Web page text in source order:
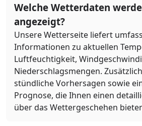
Welche Wetterdaten
angezeigt?
Unsere Wetterseite liefert
Informationen zu aktuellen
Luftfeuchtigkeit,
Niederschlagsmengen.
stündliche Vorhersagen sowie
Prognose, die Ihnen einen
über das Wettergeschehen